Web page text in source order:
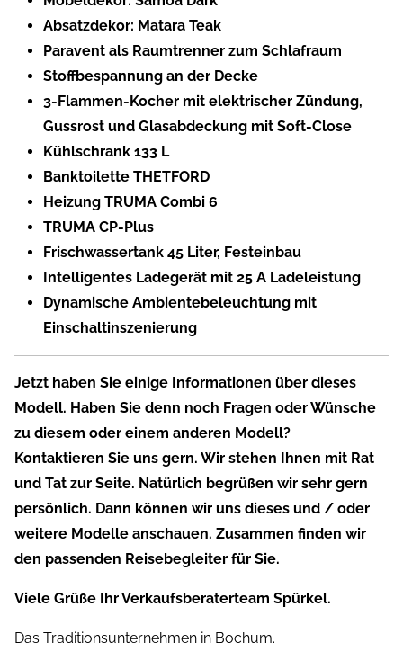
Absatzdekor: Matara Teak
Paravent als Raumtrenner zum Schlafraum
Stoffbespannung an der Decke
3-Flammen-Kocher mit elektrischer Zündung,
Gussrost und Glasabdeckung mit Soft-Close
Kühlschrank 133 L
Banktoilette THETFORD
Heizung TRUMA Combi 6
TRUMA CP-Plus
Frischwassertank 45 Liter, Festeinbau
Intelligentes Ladegerät mit 25 A Ladeleistung
Dynamische Ambientebeleuchtung mit
Einschaltinszenierung
Jetzt haben Sie einige Informationen über dieses
Modell. Haben Sie denn noch Fragen oder Wünsche
zu diesem oder einem anderen Modell?
Kontaktieren Sie uns gern. Wir stehen Ihnen mit Rat
und Tat zur Seite. Natürlich begrüßen wir sehr gern
persönlich. Dann können wir uns dieses und / oder
weitere Modelle anschauen. Zusammen finden wir
den passenden Reisebegleiter für Sie.
Viele Grüße Ihr Verkaufsberaterteam Spürkel.
Das Traditionsunternehmen in Bochum.